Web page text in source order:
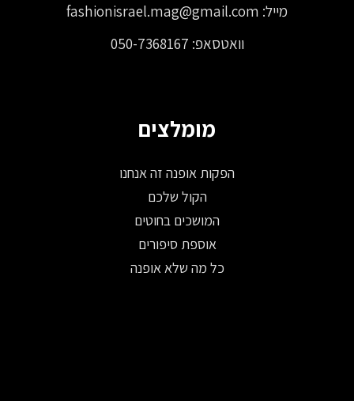
מייל: fashionisrael.mag@gmail.com
וואטסאפ: 050-7368167
מומלצים
הפקות אופנה זה אנחנו
הקול שלכם
המושכים בחוטים
אוספת סיפורים
כל מה שלא אופנה